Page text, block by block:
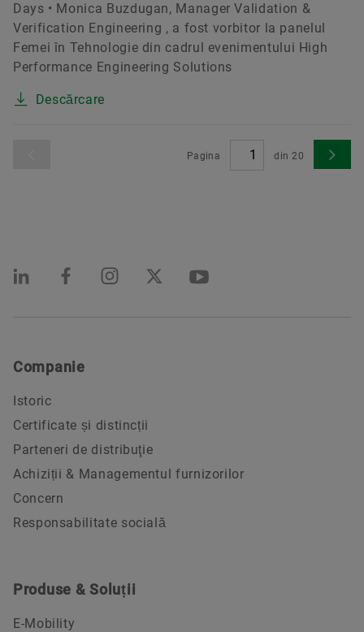
Days • Monica Buzdugan, Manager Validation &
Verification Engineering , a fost vorbitor la panelul
Femei în Tehnologie din cadrul evenimentului High
Performance Engineering Solutions
Descărcare
Pagina din 20
Companie
Istoric
Certificate și distincții
Parteneri de distribuţie
Achiziții & Managementul furnizorilor
Concern
Responsabilitate socială
Produse & Soluții
E-Mobility